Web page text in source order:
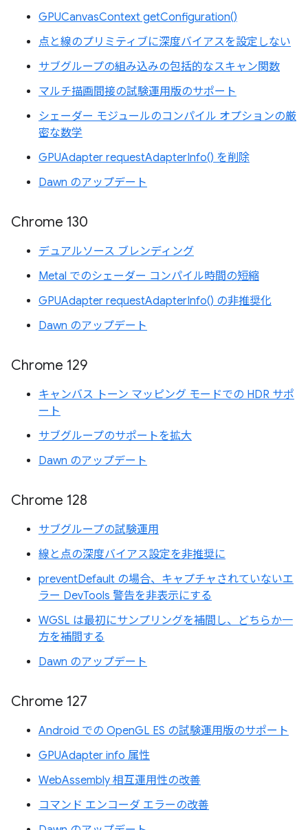
GPUCanvasContext getConfiguration()
点と線のプリミティブに深度バイアスを設定しない
サブグループの組み込みの包括的なスキャン関数
マルチ描画間接の試験運用版のサポート
シェーダー モジュールのコンパイル オプションの厳
密な数学
GPUAdapter requestAdapterInfo() を削除
Dawn のアップデート
Chrome 130
デュアルソース ブレンディング
Metal でのシェーダー コンパイル時間の短縮
GPUAdapter requestAdapterInfo() の非推奨化
Dawn のアップデート
Chrome 129
キャンバス トーン マッピング モードでの HDR サポ
ート
サブグループのサポートを拡大
Dawn のアップデート
Chrome 128
サブグループの試験運用
線と点の深度バイアス設定を非推奨に
preventDefault の場合、キャプチャされていないエ
ラー DevTools 警告を非表示にする
WGSL は最初にサンプリングを補間し、どちらか一
方を補間する
Dawn のアップデート
Chrome 127
Android での OpenGL ES の試験運用版のサポート
GPUAdapter info 属性
WebAssembly 相互運用性の改善
コマンド エンコーダ エラーの改善